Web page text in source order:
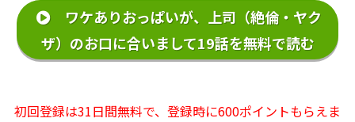
ワケありおっぱいが、上司（絶倫・ヤク
ザ）のお口に合いまして19話を無料で読む
初回登録は31日間無料で、登録時に600ポイントもらえま